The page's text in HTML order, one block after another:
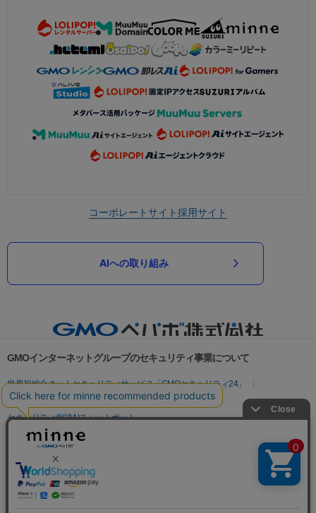
コーポレートサイト採用サイト
AIへの取り組み
GMOインターネットグループのセキュリティ事業について
世界初総合ネットセキュリティサービス「GMOセキュリティ24」
パスワード漏洩診断
Webサイトリスク診断
セキュリティ相談AIチャットボット
実在証明・盗聴対策
サイバー攻撃対策（GMO Flatt Security）
セキュリティ事業の軌跡